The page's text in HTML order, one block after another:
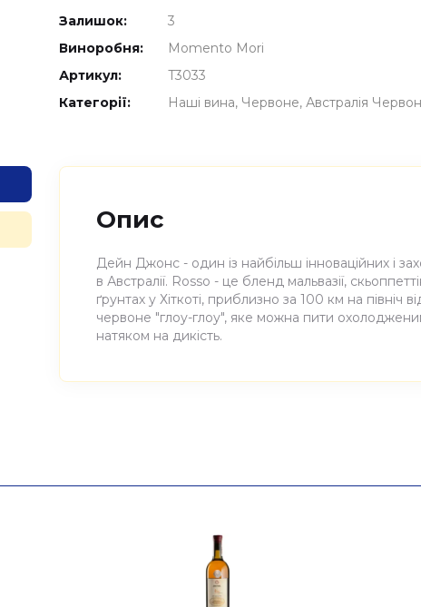
Залишок:
3
Виноробня:
Momento Mori
Артикул:
T3033
Категорії:
Наші вина Червоне Австралія
Опис
Дейн Джонс - один із найбільш інноваційних і
в Австралії. Rosso - це бленд мальвазії,
ґрунтах у Хіткоті, приблизно за 100 км на
червоне "глоу-глоу", яке можна пити
натяком на дикість.